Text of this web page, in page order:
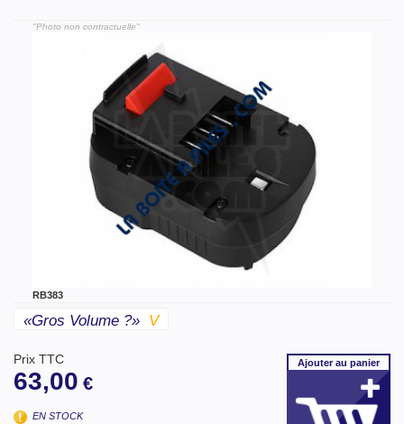
"Photo non contractuelle"
RB383
«gros Volume ?» V
Prix TTC
63,00 €
EN STOCK
Ajouterau panier